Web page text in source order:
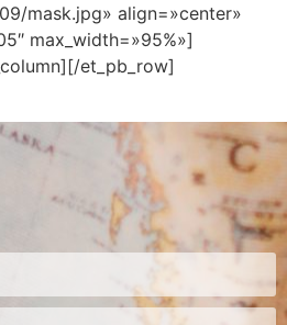
mask.jpg» align=»center»
max_width=»95%»]
et_pb_row]